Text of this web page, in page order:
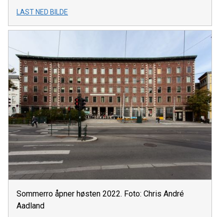
LAST NED BILDE
Sommerro åpner høsten 2022. Foto: Chris André
Aadland